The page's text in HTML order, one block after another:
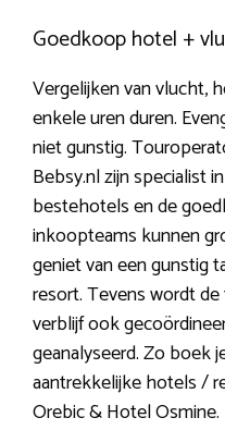
Goedkoop hotel +
Vergelijken van vlucht,
enkele uren duren.
niet gunstig.
Bebsy.nl zijn specialist
bestehotels en de
inkoopteams kunnen
geniet van een gunstig
resort. Tevens wordt
verblijf ook
geanalyseerd. Zo boek
aantrekkelijke hotels /
Orebic & Hotel Osmine.